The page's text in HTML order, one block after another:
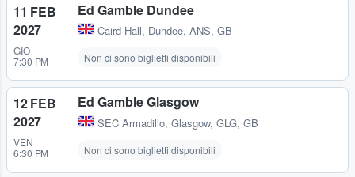
11 FEB
2027
GIO
7:30 PM
Ed Gamble Dundee
Caird Hall, Dundee, ANS, GB
Non ci sono biglietti disponibili
12 FEB
2027
VEN
6:30 PM
Ed Gamble Glasgow
SEC Armadillo, Glasgow, GLG, GB
Non ci sono biglietti disponibili